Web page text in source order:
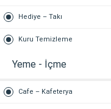
Hediye – Takı
Kuru Temizleme
Yeme - İçme
Cafe – Kafeterya